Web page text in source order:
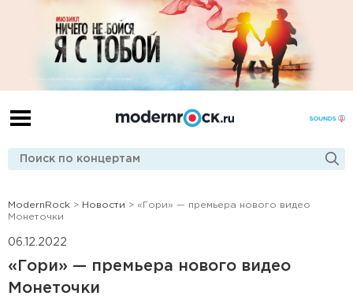
ModernRock > Новости > «Гори» — премьера нового видео
Монеточки
06.12.2022
«Гори» — премьера нового видео
Монеточки